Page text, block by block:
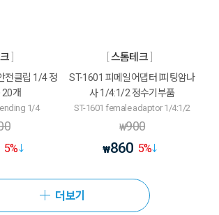
전클립 1/4 정
20개
1/4
5%
스톰테크
ST-1601 피메일어댑터 I피팅암나
사 1/4:1/2 정수기부품
ST-1601 female adaptor 1/4:1/2
₩900
₩860 5%
더보기